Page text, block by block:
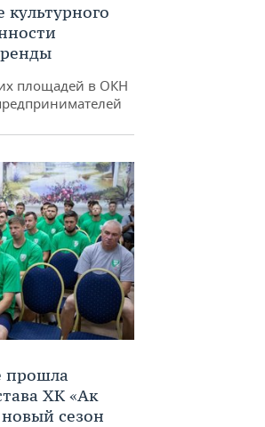
культурного
площадей в ОКН
прошла
ХК «Ак
сезон